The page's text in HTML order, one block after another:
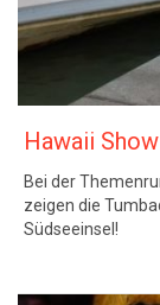
Hawaii
Bei der
zeigen die
Südseeinsel!